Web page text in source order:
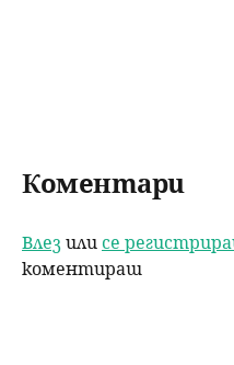
Коментари
Влезили се
коментираш